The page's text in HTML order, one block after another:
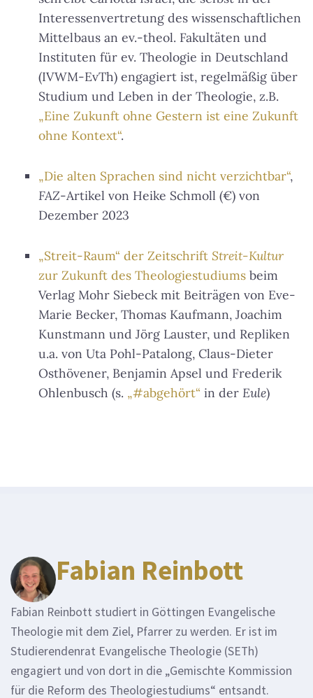
Interessenvertretung des wissenschaftlichen
Mittelbaus an ev.-theol. Fakultäten und
Instituten für ev. Theologie in Deutschland
(IVWM-EvTh) engagiert ist, regelmäßig über
Studium und Leben in der Theologie, z.B.
„Eine Zukunft ohne Gestern ist eine Zukunft
ohne Kontext“.
„Die alten Sprachen sind nicht verzichtbar“,
FAZ-Artikel von Heike Schmoll (€) von
Dezember 2023
„Streit-Raum“ der Zeitschrift Streit-Kultur
zur Zukunft des Theologiestudiums beim
Verlag Mohr Siebeck mit Beiträgen von Eve-
Marie Becker, Thomas Kaufmann, Joachim
Kunstmann und Jörg Lauster, und Repliken
u.a. von Uta Pohl-Patalong, Claus-Dieter
Osthövener, Benjamin Apsel und Frederik
Ohlenbusch (s. „#abgehört“ in der Eule)
Fabian Reinbott
Fabian Reinbott studiert in Göttingen Evangelische
Theologie mit dem Ziel, Pfarrer zu werden. Er ist im
Studierendenrat Evangelische Theologie (SETh)
engagiert und von dort in die „Gemischte Kommission
für die Reform des Theologiestudiums“ entsandt.